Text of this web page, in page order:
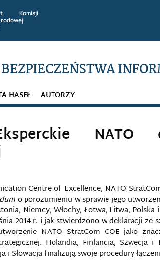
Komisji
HASEŁ AUTORZY
NATO
Centre of Excellence, NATO
o porozumieniu w sprawie jego
Niemcy, Włochy, Łotwa, Litwa,
2014 r. i jak stwierdzono w deklaracji ze
NATO StratCom COE jako
Holandia, Finlandia, Szwecja i
i Słowacja finalizują swoje procedury